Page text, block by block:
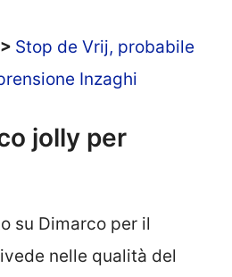
Stop de Vrij, probabile
Inzaghi
jolly per
su Dimarco per il
nelle qualità del